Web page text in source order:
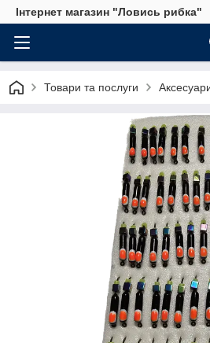
Інтернет магазин "Ловись рибка"
Товари та послуги